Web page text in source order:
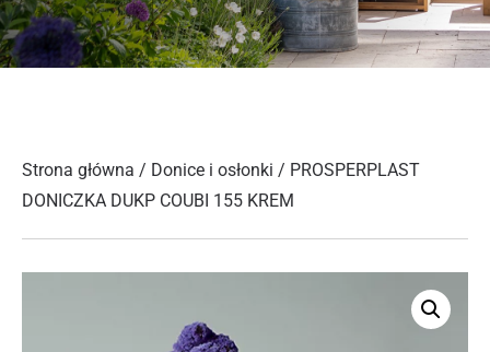
Strona główna / Donice i osłonki / PROSPERPLAST
DONICZKA DUKP COUBI 155 KREM